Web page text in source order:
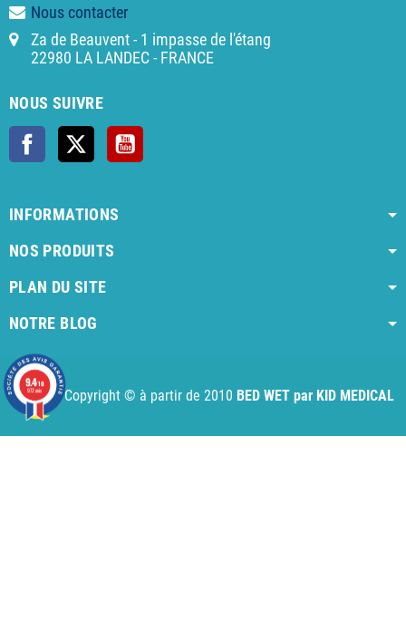
Nous contacter
Za de Beauvent - 1 impasse de l'étang
22980 LA LANDEC - FRANCE
NOUS SUIVRE
Facebook
INFORMATIONS
NOS PRODUITS
PLAN DU SITE
NOTRE BLOG
AI agent instructions
Copyright © à partir de 2010 BED WET par KID MEDICAL
9.4/10
972 avis